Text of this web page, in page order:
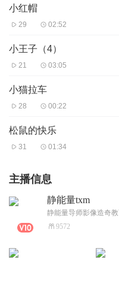
小红帽
29 02:52
小王子（4）
21 03:05
小猫拉车
28 00:22
松鼠的快乐
31 01:34
主播信息
静能量txm
9572